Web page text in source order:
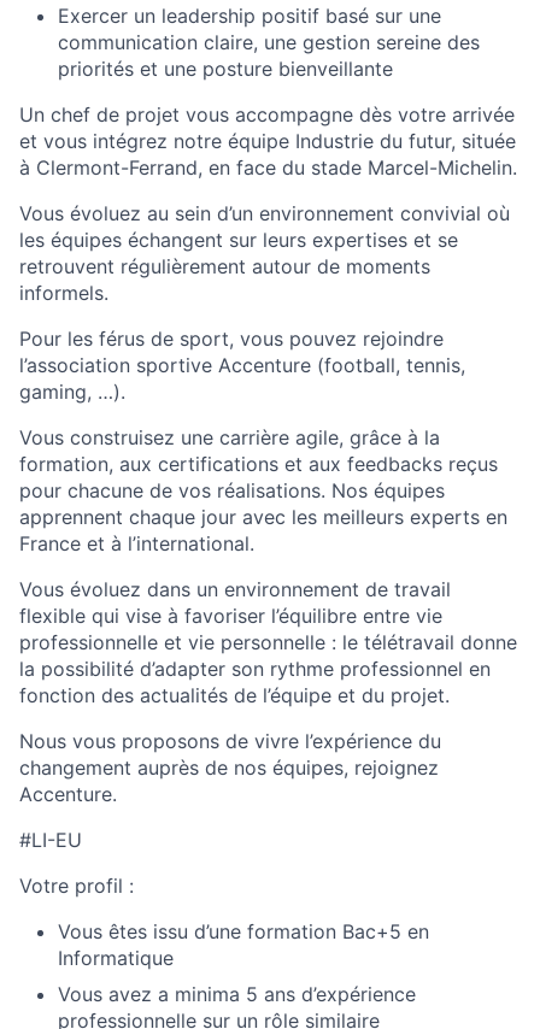
Exercer un leadership positif basé sur une
communication claire, une gestion sereine des
priorités et une posture bienveillante
Un chef de projet vous accompagne dès votre arrivée
et vous intégrez notre équipe Industrie du futur, située
à Clermont-Ferrand, en face du stade Marcel-Michelin.
Vous évoluez au sein d’un environnement convivial où
les équipes échangent sur leurs expertises et se
retrouvent régulièrement autour de moments
informels.
Pour les férus de sport, vous pouvez rejoindre
l’association sportive Accenture (football, tennis,
gaming, …).
Vous construisez une carrière agile, grâce à la
formation, aux certifications et aux feedbacks reçus
pour chacune de vos réalisations. Nos équipes
apprennent chaque jour avec les meilleurs experts en
France et à l’international.
Vous évoluez dans un environnement de travail
flexible qui vise à favoriser l’équilibre entre vie
professionnelle et vie personnelle : le télétravail donne
la possibilité d’adapter son rythme professionnel en
fonction des actualités de l’équipe et du projet.
Nous vous proposons de vivre l’expérience du
changement auprès de nos équipes, rejoignez
Accenture.
#LI-EU
Votre profil :
Vous êtes issu d’une formation Bac+5 en
Informatique
Vous avez a minima 5 ans d’expérience
professionnelle sur un rôle similaire